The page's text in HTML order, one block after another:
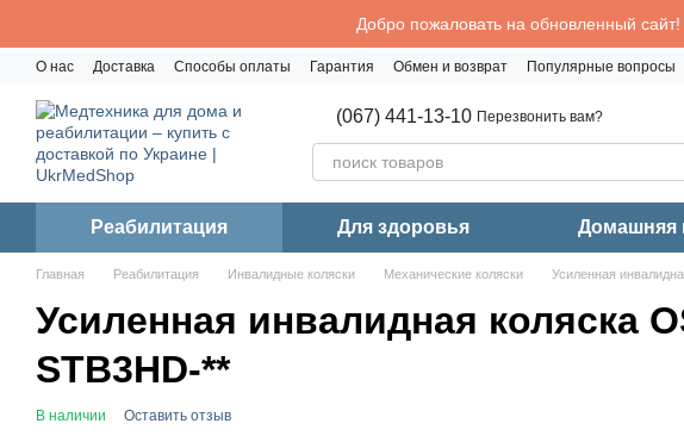
Добро пожаловать на обновленный
О нас Доставка Способы оплаты Гарантия Обмен и возврат Популярные вопросы
(067) 441-13-10 Перезвонить вам?
Реабилитация Для здоровья Домашняя
Главная Реабилитация Инвалидные коляски Механические коляски Усиленная
Усиленная инвалидная коляска
STB3HD-**
В наличии Оставить отзыв